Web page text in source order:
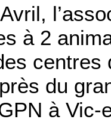
à 2
du
à Vic-